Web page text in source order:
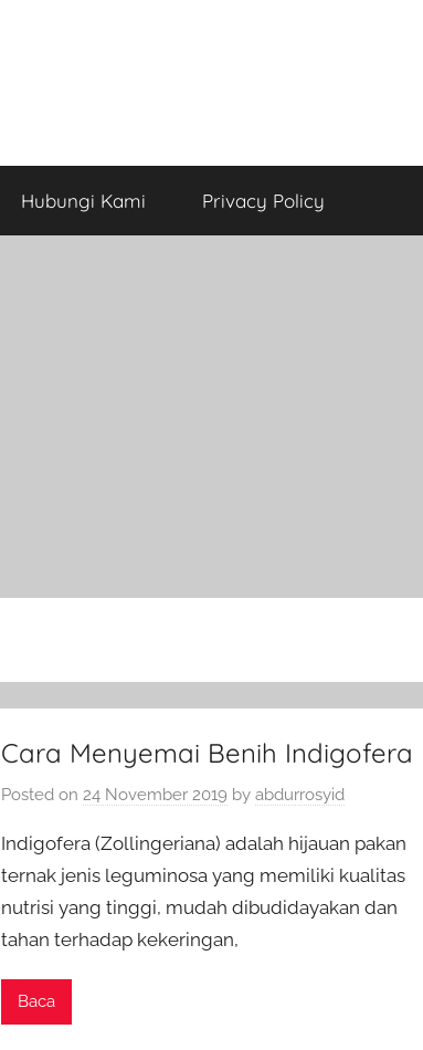
Hubungi Kami Privacy Policy
Cara Menyemai Benih Indigofera
Posted on 24 November 2019 byabdurrosyid
Indigofera (Zollingeriana) adalah hijauan pakan
ternak jenis leguminosa yang memiliki kualitas
nutrisi yang tinggi, mudah dibudidayakan dan
tahan terhadap kekeringan,
Baca